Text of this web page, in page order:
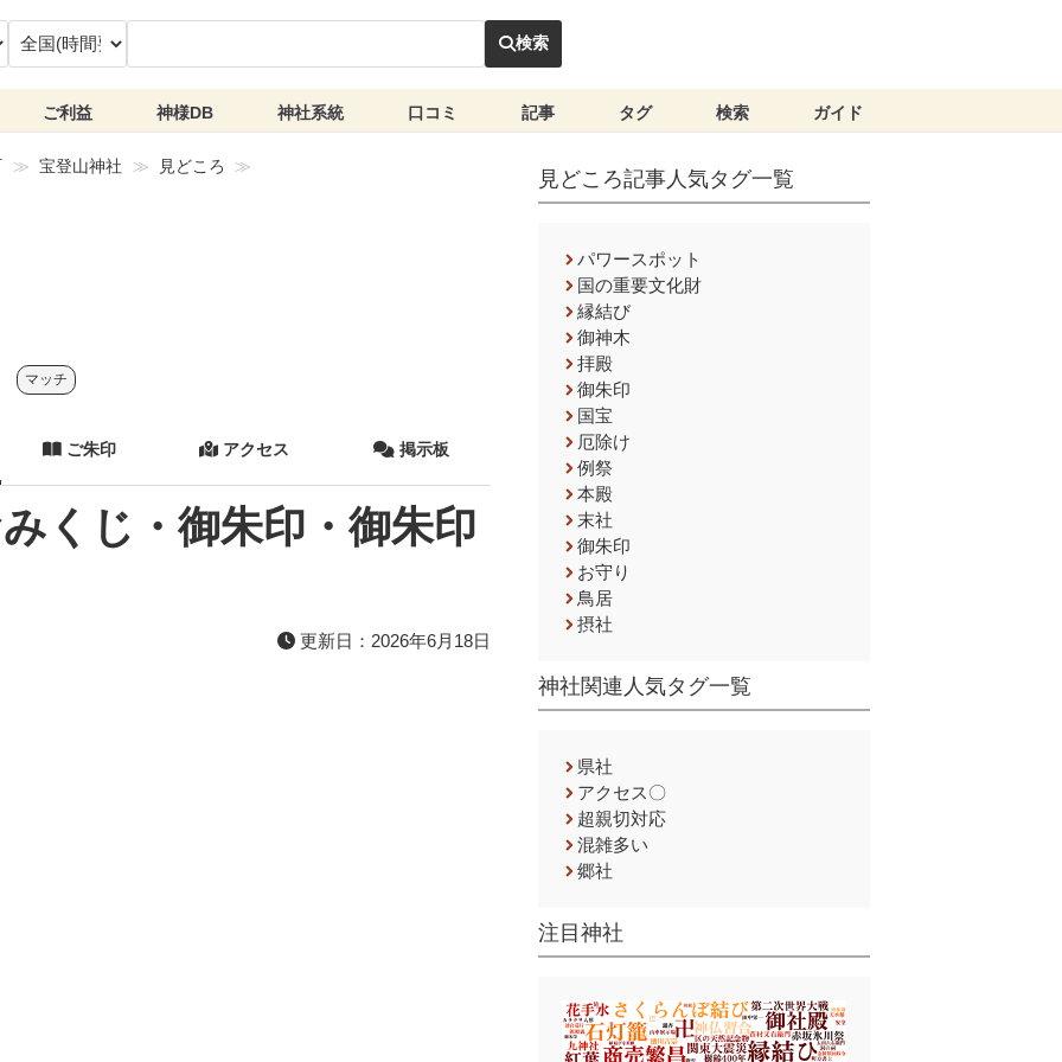
検索
ご利益 神様DB 神社系統 口コミ 記事 タグ 検索 ガイド
宝登山神社 見どころ
マッチ
ご朱印 アクセス 掲示板
くじ・御朱印・御朱印
更新日：2026年6月18日
見どころ記事人気タグ一覧
パワースポット
国の重要文化財
縁結び
御神木
拝殿
御朱印
国宝
厄除け
例祭
本殿
末社
御朱印
お守り
鳥居
摂社
神社関連人気タグ一覧
県社
アクセス〇
超親切対応
混雑多い
郷社
注目神社